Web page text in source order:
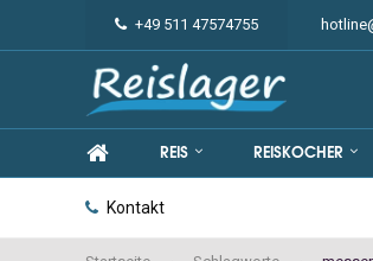
+49 511 47574755
REIS REISKOCHER
Kontakt